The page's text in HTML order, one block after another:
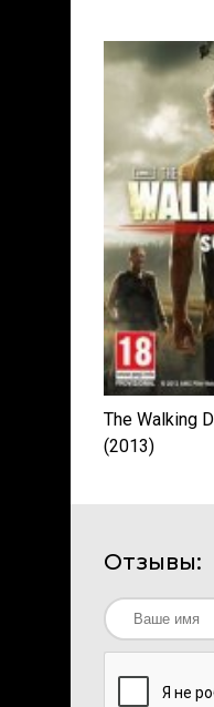
The Walking
(2013)
Отзывы: